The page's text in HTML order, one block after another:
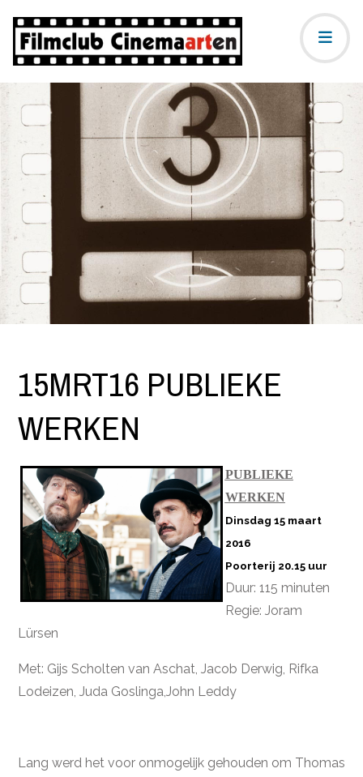
15MRT16 PUBLIEKE
WERKEN
PUBLIEKE
WERKEN
Dinsdag 15 maart
2016
Poorterij 20.15 uur
Duur: 115 minuten
Regie: Joram
Lürsen
Met: Gijs Scholten van Aschat, Jacob Derwig, Rifka
Lodeizen, Juda Goslinga,John Leddy
Lang werd het voor onmogelijk gehouden om Thomas